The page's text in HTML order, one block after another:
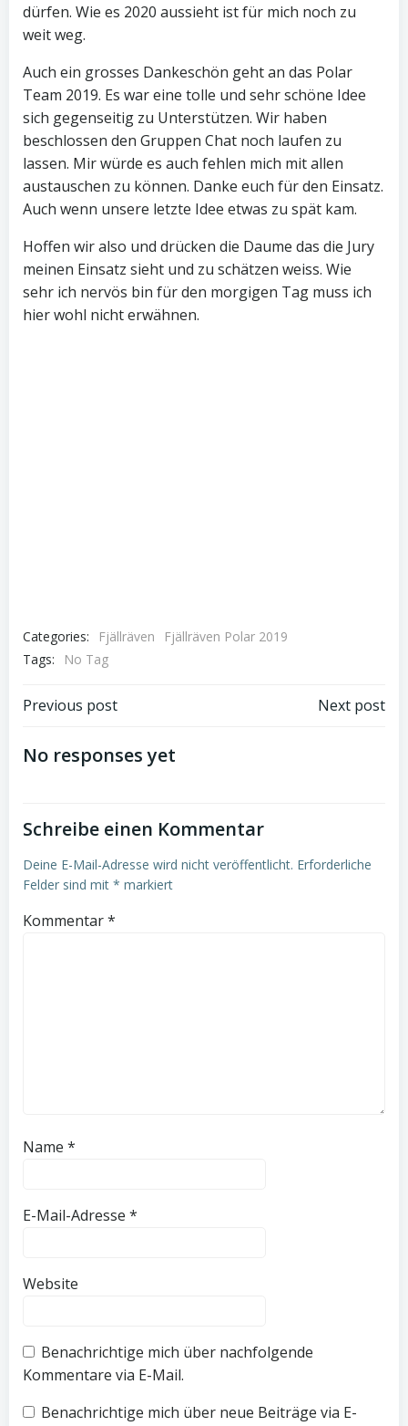
dürfen. Wie es 2020 aussieht ist für mich noch zu
weit weg.
Auch ein grosses Dankeschön geht an das Polar
Team 2019. Es war eine tolle und sehr schöne Idee
sich gegenseitig zu Unterstützen. Wir haben
beschlossen den Gruppen Chat noch laufen zu
lassen. Mir würde es auch fehlen mich mit allen
austauschen zu können. Danke euch für den Einsatz.
Auch wenn unsere letzte Idee etwas zu spät kam.
Hoffen wir also und drücken die Daume das die Jury
meinen Einsatz sieht und zu schätzen weiss. Wie
sehr ich nervös bin für den morgigen Tag muss ich
hier wohl nicht erwähnen.
Categories: Fjällräven
Fjällräven Polar 2019
Tags:
No Tag
Post
navigation
Previous post Next post
No responses yet
Schreibe einen Kommentar
Deine E-Mail-Adresse wird nicht veröffentlicht. Erforderliche
Felder sind mit * markiert
Kommentar*
Name *
E-Mail-Adresse *
Website
Benachrichtige mich über nachfolgende
Kommentare via E-Mail.
Benachrichtige mich über neue Beiträge via E-